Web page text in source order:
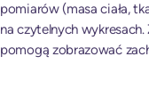
pomiarów (masa ciała,
na czytelnych
pomogą zobrazować